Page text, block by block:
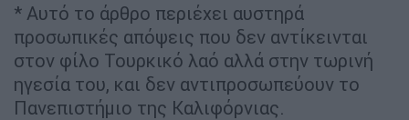
* Αυτό το άρθρο περιέχει αυστηρά
προσωπικές απόψεις που δεν αντίκεινται
στον φίλο Τουρκικό λαό αλλά στην τωρινή
ηγεσία του, και δεν αντιπροσωπεύουν το
Πανεπιστήμιο της Καλιφόρνιας.